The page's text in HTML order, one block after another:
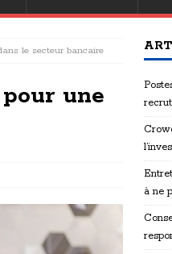
le secteur bancaire
une
à ne